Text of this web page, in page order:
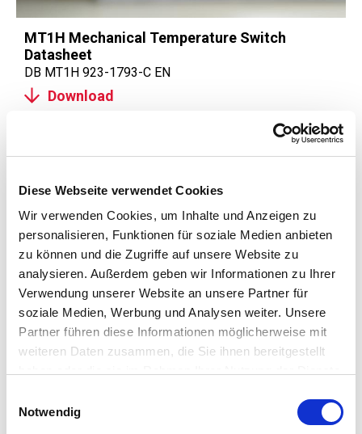
Diese Webseite verwendet Cookies
Wir verwenden Cookies, um Inhalte und Anzeigen zu
personalisieren, Funktionen für soziale Medien anbieten
zu können und die Zugriffe auf unsere Website zu
analysieren. Außerdem geben wir Informationen zu Ihrer
Verwendung unserer Website an unsere Partner für
soziale Medien, Werbung und Analysen weiter. Unsere
Partner führen diese Informationen möglicherweise mit
weiteren Daten zusammen, die Sie ihnen bereitgestellt
Notwendig
MT1H Mechanical Temperature Switch
Datasheet
DB MT1H 923-1793-C EN
Download